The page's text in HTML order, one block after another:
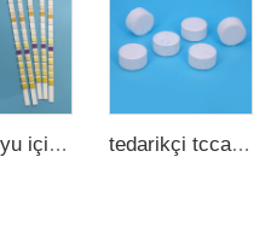
İçme suyu için hızlı ve doğru havuz test şeridi 15 in 1 tedarikçi tcca toplu klor tabletleri tcca yüzme havuzu dezenfektan